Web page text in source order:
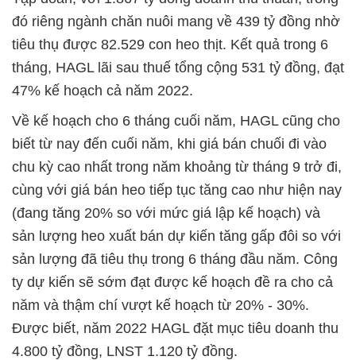
đó riêng ngành chăn nuôi mang về 439 tỷ đồng nhờ
tiêu thụ được 82.529 con heo thịt. Kết quả trong 6
tháng, HAGL lãi sau thuế tổng cộng 531 tỷ đồng, đạt
47% kế hoạch cả năm 2022.
Về kế hoạch cho 6 tháng cuối năm, HAGL cũng cho
biết từ nay đến cuối năm, khi giá bán chuối đi vào
chu kỳ cao nhất trong năm khoảng từ tháng 9 trở đi,
cùng với giá bán heo tiếp tục tăng cao như hiện nay
(đang tăng 20% so với mức giá lập kế hoạch) và
sản lượng heo xuất bán dự kiến tăng gấp đôi so với
sản lượng đã tiêu thụ trong 6 tháng đầu năm. Công
ty dự kiến sẽ sớm đạt được kế hoạch đề ra cho cả
năm và thậm chí vượt kế hoạch từ 20% - 30%.
Được biết, năm 2022 HAGL đặt mục tiêu doanh thu
4.800 tỷ đồng, LNST 1.120 tỷ đồng.